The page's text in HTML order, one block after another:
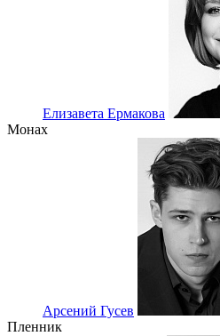
Елизавета Ермакова
Монах
Арсений Гусев
Пленник